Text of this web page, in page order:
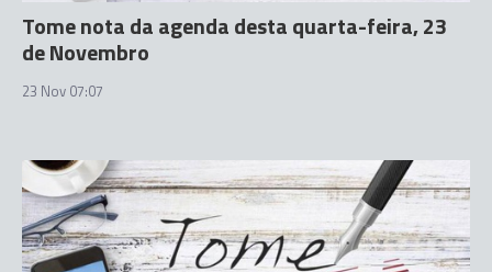
Tome nota da agenda desta quarta-feira, 23
de Novembro
23 Nov 07:07